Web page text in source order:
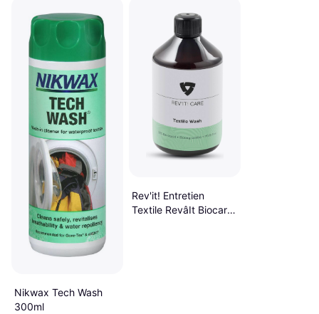
Nikwax Tech Wash
300ml
Rev'it! Entretien
Textile RevâIt Biocare